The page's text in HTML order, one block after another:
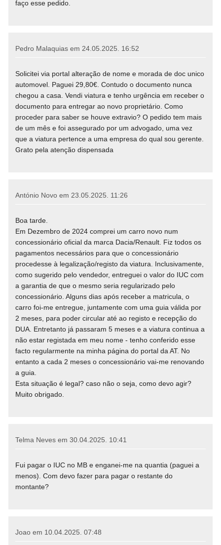
faço esse pedido.
Pedro Malaquias em 24.05.2025. 16:52
Solicitei via portal alteração de nome e morada de doc unico
automovel. Paguei 29,80€. Contudo o documento nunca
chegou a casa. Vendi viatura e tenho urgência em receber o
documento para entregar ao novo proprietário. Como
proceder para saber se houve extravio? O pedido tem mais
de um mês e foi assegurado por um advogado, uma vez
que a viatura pertence a uma empresa do qual sou gerente.
Grato pela atenção dispensada
António Novo em 23.05.2025. 11:26
Boa tarde.
Em Dezembro de 2024 comprei um carro novo num
concessionário oficial da marca Dacia/Renault. Fiz todos os
pagamentos necessários para que o concessionário
procedesse à legalização/registo da viatura. Inclusivamente,
como sugerido pelo vendedor, entreguei o valor do IUC com
a garantia de que o mesmo seria regularizado pelo
concessionário. Alguns dias após receber a matricula, o
carro foi-me entregue, juntamente com uma guia válida por
2 meses, para poder circular até ao registo e recepção do
DUA. Entretanto já passaram 5 meses e a viatura continua a
não estar registada em meu nome - tenho conferido esse
facto regularmente na minha página do portal da AT. No
entanto a cada 2 meses o concessionário vai-me renovando
a guia.
Esta situação é legal? caso não o seja, como devo agir?
Muito obrigado.
Telma Neves em 30.04.2025. 10:41
Fui pagar o IUC no MB e enganei-me na quantia (paguei a
menos). Com devo fazer para pagar o restante do
montante?
Joao em 10.04.2025. 07:48